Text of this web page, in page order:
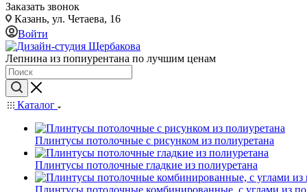
Заказать звонок
Казань, ул. Четаева, 16
Войти
Лепнина из попиурентана по лучшим ценам
Каталог
Плинтусы потолочные с рисунком из полиуретана
Плинтусы потолочные гладкие из полиуретана
Плинтусы потолочные комбинированные, с углами из